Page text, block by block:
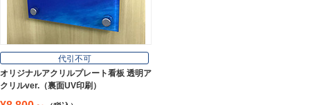
代引不可
オリジナルアクリルプレート看板 透明ア
クリルver.（裏面UV印刷）